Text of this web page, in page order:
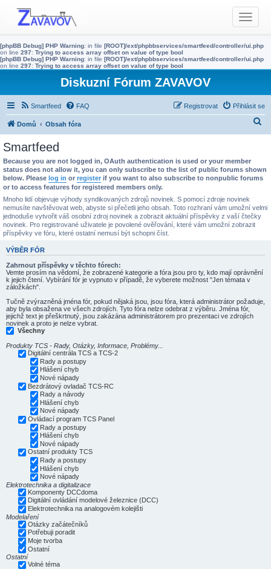
[phpBB Debug] PHP Warning: in file [ROOT]/ext/phpbbservices/smartfeed/controller/ui.php
on line 297: Trying to access array offset on value of type bool
[phpBB Debug] PHP Warning: in file [ROOT]/ext/phpbbservices/smartfeed/controller/ui.php
on line 297: Trying to access array offset on value of type bool
T
o
g
g
l
a
v
t
i
n
Diskuzní Fórum ZAVAVOV
Smartfeed FAQ Přihlásit se
Registrovat
Domů Obsah fóra
d
a
Smartfeed
Because you are not logged in, OAuth authentication is used or your member
status does not allow it, you can only subscribe to the list of public forums shown
below. Please log in or register if you want to also subscribe to nonpublic forums
or to access features for registered members only.
Mnoho lidí objevuje výhody syndikovaných zdrojů novinek. S pomocí zdroje novinek
nemusíte navštěvovat web, abyste si přečetli jeho obsah. Toto rozhraní vám umožní velmi
jednoduše vytvořit váš osobní zdroj novinek a zobrazit aktuální příspěvky z vaší čtečky
novinek. Pro registrované uživatele je povolené ověřování, které vám umožní zobrazit
příspěvky ve fóru, které ostatní nemusí být schopni číst.
VÝBĚR FÓR
Zahrnout příspěvky v těchto fórech:
Vemte prosím na vědomí, že zobrazené kategorie a fóra jsou pro ty, kdo mají oprávnění
k jejich čtení. Vybírání fór je vypnuto v případě, že vyberete možnost "Jen témata v
záložkách".
Tučně zvýrazněná jména fór, pokud nějaká jsou, jsou fóra, která administrátor požaduje,
aby byla obsažena ve všech zdrojích. Tyto fóra nelze odebrat z výběru. Jména fór,
jejichž text je přeškrtnutý, jsou zakázána administrátorem pro prezentaci ve zdrojích
novinek a proto je nelze vybrat.
Všechny
Produkty TCS - Rady, Otázky, Informace, Problémy...
Digitální centrála TCS a TCS-2
Rady a postupy
Hlášení chyb
Nové nápady
Bezdrátový ovladač TCS-RC
Rady a návody
Hlášení chyb
Nové nápady
Ovládací program TCS Panel
Rady a postupy
Hlášení chyb
Nové nápady
Ostatní produkty TCS
Rady a postupy
Hlášení chyb
Nové nápady
Elektrotechnika a digitalizace
Komponenty DCCdoma
Digitální ovládání modelové železnice (DCC)
Elektrotechnika na analogovém kolejišti
Modelaření
Otázky začátečníků
Potřebuji poradit
Moje tvorba
Ostatní
Ostatní
Volné téma